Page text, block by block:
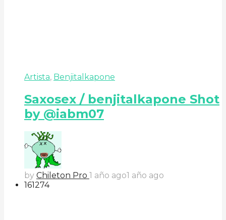
Artista, Benjitalkapone
Saxosex / benjitalkapone Shot
by @iabm07
by Chileton Pro 1 año ago1 año ago
161274